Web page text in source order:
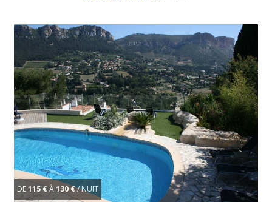
DE115 €À130 €/ NUIT